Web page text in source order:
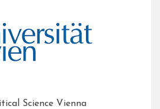
Science Vienna